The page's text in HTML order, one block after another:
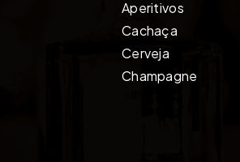
Aperitivos
Cachaça
Cerveja
Champagne